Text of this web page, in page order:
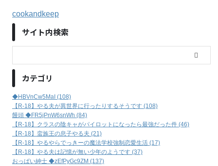
cookandkeep
サイト内検索
カテゴリ
◆HBVnCw5MaI (108)
【R-18】やる夫が異世界に行ったりするそうです (108)
饅頭 ◆FR5jPnW6snWh (84)
【R-18】クラスの陰キャがパイロットになったら最強だった件 (46)
【R-18】蛮族王の息子やる夫 (21)
【R-18】やるやらでっきーの魔法学校強制恋愛生活 (17)
【R-18】やる夫は記憶が無い少年のようです (37)
おっぱい紳士 ◆zEfPyGc9ZM (137)